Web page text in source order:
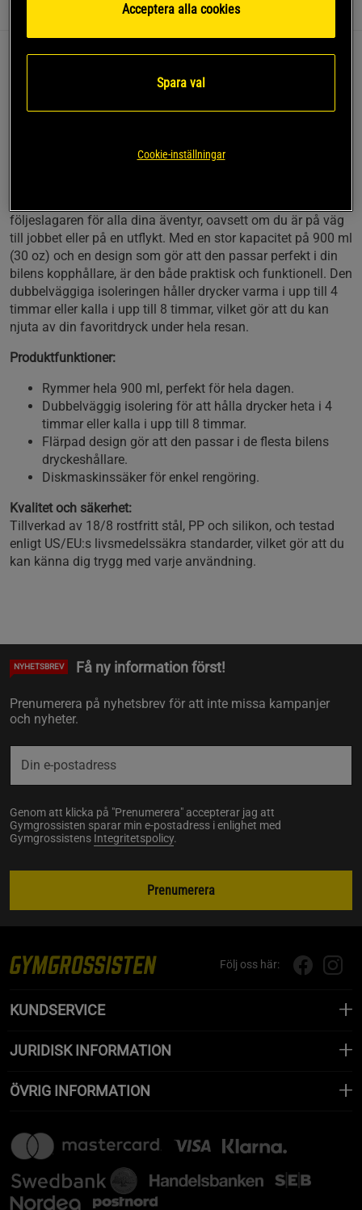
Recensioner
Ergonomiskt grepp som gör den lätt att bära med sig
följeslagaren för alla dina äventyr, oavsett om du är på väg
till jobbet eller på en utflykt. Med en stor kapacitet på 900 ml
(30 oz) och en design som gör att den passar perfekt i din
bilens kopphållare, är den både praktisk och funktionell. Den
dubbelväggiga isoleringen håller drycker varma i upp till 4
timmar eller kalla i upp till 8 timmar, vilket gör att du kan
njuta av din favoritdryck under hela resan.
Produktfunktioner:
Rymmer hela 900 ml, perfekt för hela dagen.
Dubbelväggig isolering för att hålla drycker heta i 4
timmar eller kalla i upp till 8 timmar.
Flärpad design gör att den passar i de flesta bilens
dryckeshållare.
Diskmaskinssäker för enkel rengöring.
Kvalitet och säkerhet:
Tillverkad av 18/8 rostfritt stål, PP och silikon, och testad
enligt US/EU:s livsmedelssäkra standarder, vilket gör att du
kan känna dig trygg med varje användning.
NYHETSBREV Få ny information först!
Prenumerera på nyhetsbrev för att inte missa kampanjer
och nyheter.
Genom att klicka på "Prenumerera" accepterar jag att
Gymgrossisten sparar min e-postadress i enlighet med
Gymgrossistens Integritetspolicy.
Prenumerera
Följ oss här:
KUNDSERVICE
JURIDISK INFORMATION
ÖVRIG INFORMATION
Acceptera alla cookies
Spara val
Cookie-inställningar